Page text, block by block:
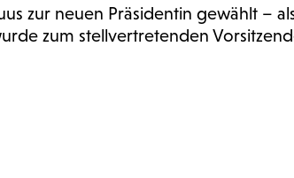
zur neuen Präsidentin gewählt –
zum stellvertretenden